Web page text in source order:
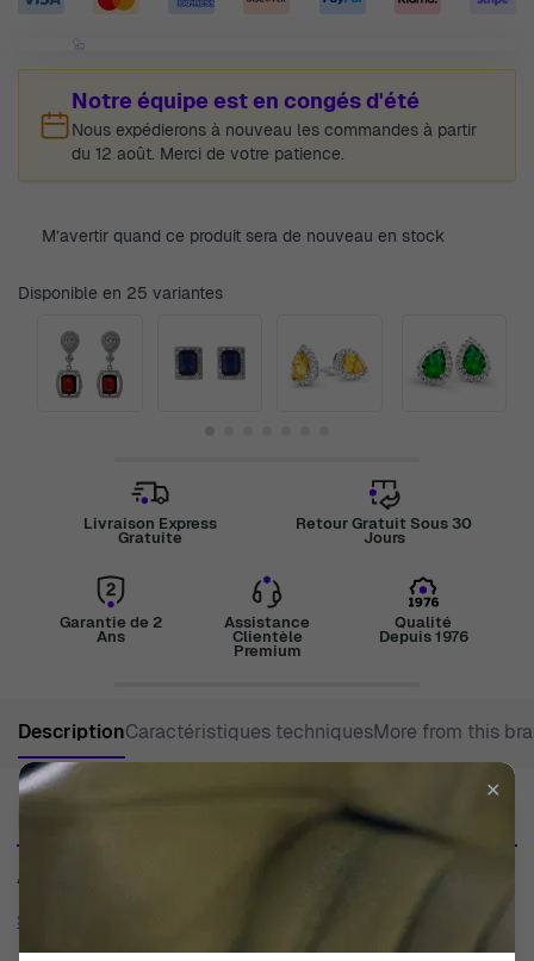
Notre équipe est en congés d'été
Nous expédierons à nouveau les commandes à partir
du 12 août. Merci de votre patience.
M’avertir quand ce produit sera de nouveau en stock
Disponible en 25 variantes
Livraison Express
Gratuite
Retour Gratuit Sous 30
Jours
Garantie de 2
Ans
Assistance
Clientèle
Premium
Qualité
Depuis 1976
DescriptionCaractéristiques techniquesMore from this
A perfectly finished gem and looked after in every detail
Show more
✕